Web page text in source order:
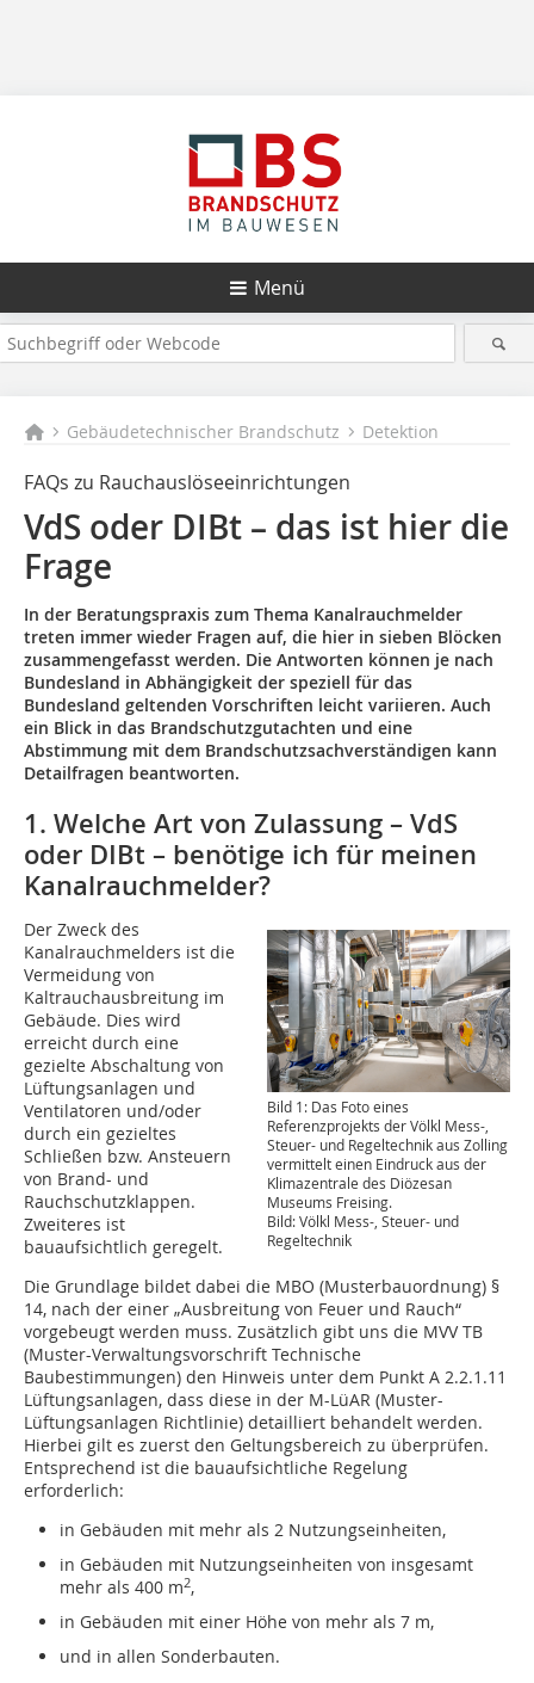
Menü
Gebäudetechnischer Brandschutz Detektion
FAQs zu Rauchauslöseeinrichtungen
VdS oder DIBt – das ist hier die
Frage
In der Beratungspraxis zum Thema Kanalrauchmelder
treten immer wieder Fragen auf, die hier in sieben Blöcken
zusammengefasst werden. Die Antworten können je nach
Bundesland in Abhängigkeit der speziell für das
Bundesland geltenden Vorschriften leicht variieren. Auch
ein Blick in das Brandschutzgutachten und eine
Abstimmung mit dem Brandschutzsachverständigen kann
Detailfragen beantworten.
1. Welche Art von Zulassung – VdS
oder DIBt – benötige ich für meinen
Kanalrauchmelder?
Bild 1: Das Foto eines
Referenzprojekts der Völkl Mess-,
Steuer- und Regeltechnik aus Zolling
vermittelt einen Eindruck aus der
Klimazentrale des Diözesan
Museums Freising.
Bild: Völkl Mess-, Steuer- und
Regeltechnik
Der Zweck des
Kanalrauchmelders ist die
Vermeidung von
Kaltrauchausbreitung im
Gebäude. Dies wird
erreicht durch eine
gezielte Abschaltung von
Lüftungsanlagen und
Ventilatoren und/oder
durch ein gezieltes
Schließen bzw. Ansteuern
von Brand- und
Rauchschutzklappen.
Zweiteres ist
bauaufsichtlich geregelt.
Die Grundlage bildet dabei die MBO (Musterbauordnung) §
14, nach der einer „Ausbreitung von Feuer und Rauch“
vorgebeugt werden muss. Zusätzlich gibt uns die MVV TB
(Muster-Verwaltungsvorschrift Technische
Baubestimmungen) den Hinweis unter dem Punkt A 2.2.1.11
Lüftungsanlagen, dass diese in der M-LüAR (Muster-
Lüftungsanlagen Richtlinie) detailliert behandelt werden.
Hierbei gilt es zuerst den Geltungsbereich zu überprüfen.
Entsprechend ist die bauaufsichtliche Regelung
erforderlich:
in Gebäuden mit mehr als 2 Nutzungseinheiten,
in Gebäuden mit Nutzungseinheiten von insgesamt
mehr als 400 m2,
in Gebäuden mit einer Höhe von mehr als 7 m,
und in allen Sonderbauten.